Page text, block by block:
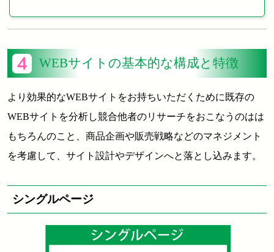
WEBサイトの基本的な構成と特徴
より効果的なWEBサイトをお持ちいただくために既存の
WEBサイトを分析し競合他者のリサーチをおこなうのはは
もちろんのこと、商品企画や販売戦略などのマネジメント
を考慮して、サイト設計やデザインへと落とし込みます。
シングルページ